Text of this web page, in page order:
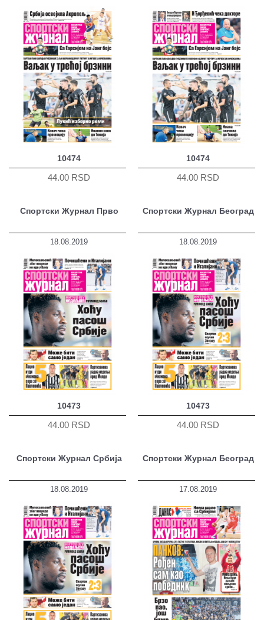
10474
44.00 RSD
10474
44.00 RSD
Спортски Журнал Прво
18.08.2019
10473
44.00 RSD
Спортски Журнал Београд
18.08.2019
10473
44.00 RSD
Спортски Журнал Србија
18.08.2019
Спортски Журнал Београд
17.08.2019